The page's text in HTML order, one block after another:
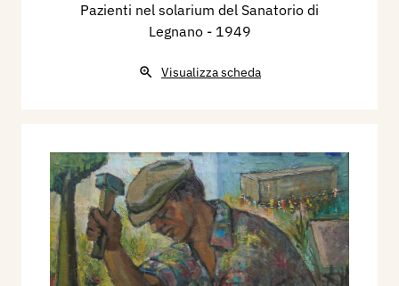
Pazienti nel solarium del Sanatorio di
Legnano - 1949
Visualizza scheda